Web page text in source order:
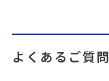
よくあるご質問